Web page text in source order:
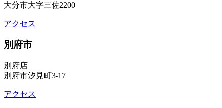
大分市大字三佐2200
アクセス
別府市
別府店
別府市汐見町3-17
アクセス